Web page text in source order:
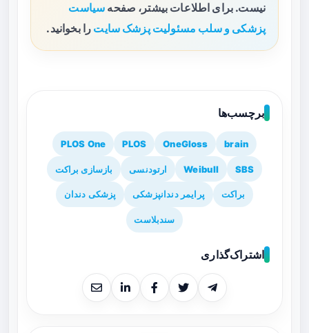
نیست. برای اطلاعات بیشتر، صفحه سیاست
پزشکی و سلب مسئولیت پزشک سایت را بخوانید.
برچسب‌ها
brain
OneGloss
PLOS
PLOS One
SBS
Weibull ارتودنسی بازسازی براکت
براکت پرایمر دندانپزشکی پزشکی دندان
سندبلاست
اشتراک‌گذاری